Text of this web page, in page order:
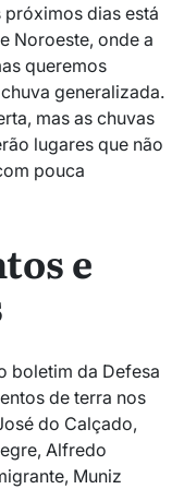
dias está
Noroeste, onde a
queremos
generalizada.
mas as chuvas
lugares que não
pouca
e
boletim da Defesa
de terra nos
do Calçado,
Alfredo
Muniz